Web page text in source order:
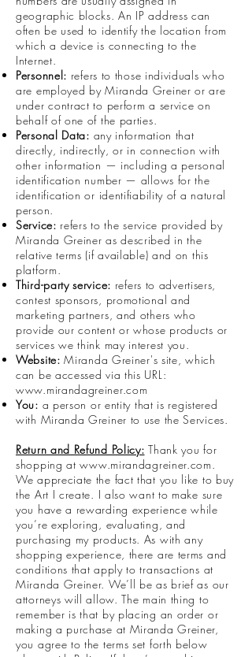
geographic blocks. An IP address can
often be used to identify the location from
which a device is connecting to the
Internet.
Personnel: refers to those individuals who
are employed by Miranda Greiner or are
under contract to perform a service on
behalf of one of the parties.
Personal Data: any information that
directly, indirectly, or in connection with
other information — including a personal
identification number — allows for the
identification or identifiability of a natural
person.
Service: refers to the service provided by
Miranda Greiner as described in the
relative terms (if available) and on this
platform.
Third-party service: refers to advertisers,
contest sponsors, promotional and
marketing partners, and others who
provide our content or whose products or
services we think may interest you.
Website: Miranda Greiner's site, which
can be accessed via this URL:
www.mirandagreiner.com
You: a person or entity that is registered
with Miranda Greiner to use the Services.
Return and Refund Policy: Thank you for
shopping atwww.mirandagreiner.com.
We appreciate the fact that you like to buy
the Art I create. I also want to make sure
you have a rewarding experience while
you’re exploring, evaluating, and
purchasing my products. As with any
shopping experience, there are terms and
conditions that apply to transactions at
Miranda Greiner. We’ll be as brief as our
attorneys will allow. The main thing to
remember is that by placing an order or
making a purchase at Miranda Greiner,
you agree to the terms set forth below